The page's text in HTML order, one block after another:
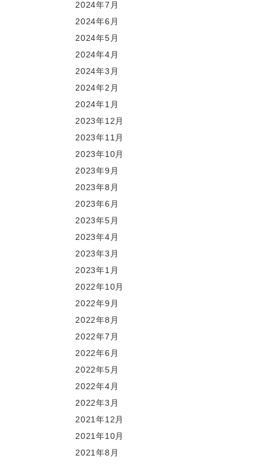
2024年7月
2024年6月
2024年5月
2024年4月
2024年3月
2024年2月
2024年1月
2023年12月
2023年11月
2023年10月
2023年9月
2023年8月
2023年6月
2023年5月
2023年4月
2023年3月
2023年1月
2022年10月
2022年9月
2022年8月
2022年7月
2022年6月
2022年5月
2022年4月
2022年3月
2021年12月
2021年10月
2021年8月